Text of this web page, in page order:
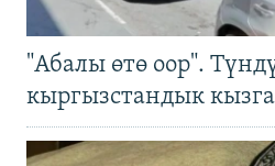
"Абалы өтө оор".
кыргызстандык